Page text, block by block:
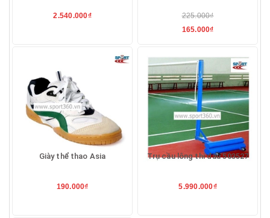
2.540.000₫
225.000₫
165.000₫
Giày thể thao Asia
190.000₫
Trụ cầu lông thi đấu 503527
5.990.000₫